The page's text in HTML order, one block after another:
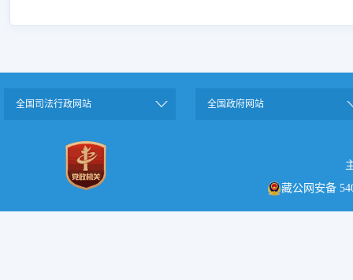
全国司法行政网站 全国政府网站
藏公网安备